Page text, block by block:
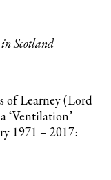
Scotland
of Learney (Lord
‘Ventilation’
1971 – 2017: